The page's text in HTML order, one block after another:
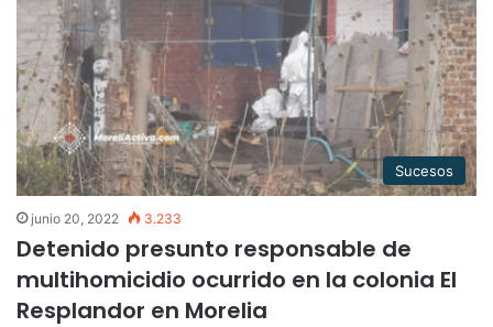
Sucesos
junio 20, 2022 3.233
Detenido presunto responsable de
multihomicidio ocurrido en la colonia El
Resplandor en Morelia